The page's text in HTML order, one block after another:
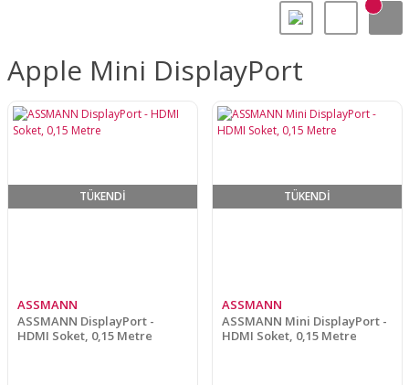
Apple Mini DisplayPort
TÜKENDİ
ASSMANN
ASSMANN DisplayPort -
HDMI Soket, 0,15 Metre
TÜKENDİ
ASSMANN
ASSMANN Mini DisplayPort -
HDMI Soket, 0,15 Metre